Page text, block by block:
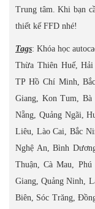
Trung tâm. Khi bạn
thiết kế FFD nhé!
Tags: Khóa học
Thừa Thiên Huế,
TP Hồ Chí Minh,
Giang, Kon Tum, Bà
Nẵng, Quảng Ngãi,
Liêu, Lào Cai, Bắc
Nghệ An, Bình
Thuận, Cà Mau,
Giang, Quảng Ninh,
Biên, Sóc Trăng,